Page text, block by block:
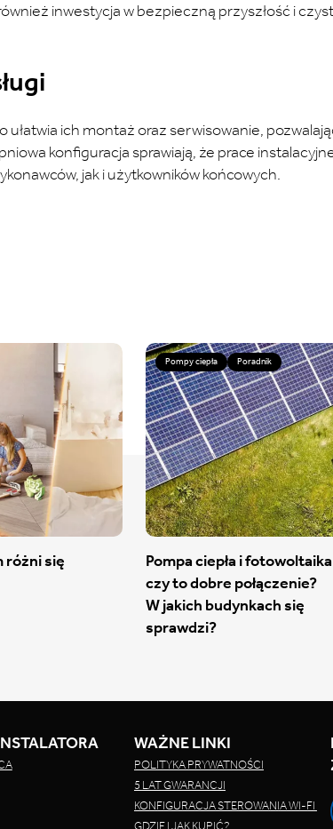
inwestycja w bezpieczną przyszłość i
ułatwia ich montaż oraz serwisowanie,
konfiguracja sprawiają, że prace
jak i użytkowników końcowych.
różni się
Pompy ciepła Poradnik
Pompa ciepła i
czy to dobre połączenie?
W jakich budynkach się
sprawdzi?
WAŻNE LINKI
POLITYKA PRYWATNOŚCI
5 LAT GWARANCJI
KONFIGURACJA STEROWANIA WI-FI
GDZIE I JAK KUPIĆ?